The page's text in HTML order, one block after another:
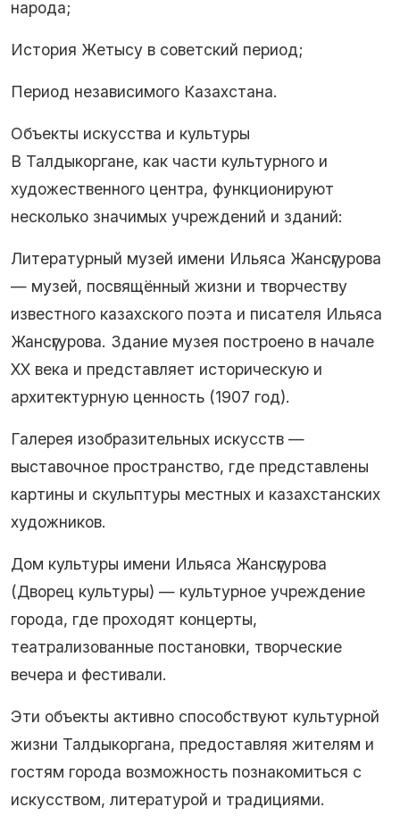
народа;
История Жетысу в советский период;
Период независимого Казахстана.
Объекты искусства и культуры
В Талдыкоргане, как части культурного и
художественного центра, функционируют
несколько значимых учреждений и зданий:
Литературный музей имени Ильяса Жансүгурова
— музей, посвящённый жизни и творчеству
известного казахского поэта и писателя Ильяса
Жансүгурова. Здание музея построено в начале
XX века и представляет историческую и
архитектурную ценность (1907 год).
Галерея изобразительных искусств —
выставочное пространство, где представлены
картины и скульптуры местных и казахстанских
художников.
Дом культуры имени Ильяса Жансүгурова
(Дворец культуры) — культурное учреждение
города, где проходят концерты,
театрализованные постановки, творческие
вечера и фестивали.
Эти объекты активно способствуют культурной
жизни Талдыкоргана, предоставляя жителям и
гостям города возможность познакомиться с
искусством, литературой и традициями.